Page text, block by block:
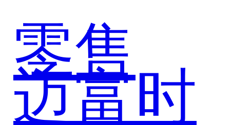
戏），
零售
迈富时